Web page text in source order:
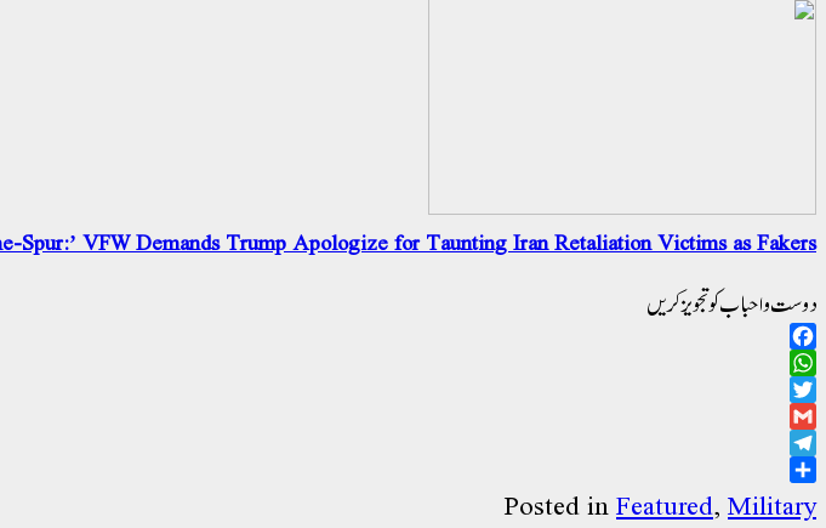
Spur:’ VFW Demands Trump Apologize for Taunting Iran Retaliation Victims as Fakers
دوست و احباب کو تجویز کریں
Facebook
WhatsApp
Twitter
Gmail
Telegram
Share
Posted inFeatured, Military